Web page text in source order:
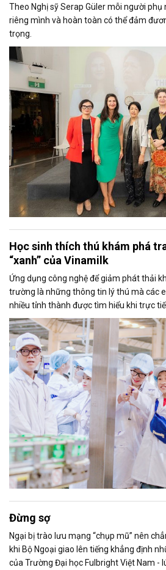
Theo Nghị sỹ Serap Güler mỗi người phụ
riêng mình và hoàn toàn có thể đảm
trọng.
Học sinh thích thú khám phá
“xanh” của Vinamilk
Ứng dụng công nghệ để giảm phát thải
trường là những thông tin lý thú mà các
nhiều tỉnh thành được tìm hiểu khi trực
thái tại Trang trại Green Farm và siêu
Đừng sợ
Ngại bị trào lưu mạng “chụp mũ” nên
khi Bộ Ngoại giao lên tiếng khẳng định
của Trường Đại học Fulbright Việt Nam -